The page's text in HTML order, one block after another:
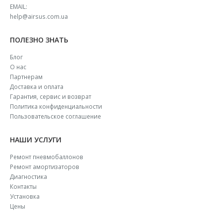
EMAIL:
help@airsus.com.ua
ПОЛЕЗНО ЗНАТЬ
Блог
О нас
Партнерам
Доставка и оплата
Гарантия, сервис и возврат
Политика конфиденциальности
Пользовательское соглашение
НАШИ УСЛУГИ
Ремонт пневмобаллонов
Ремонт амортизаторов
Диагностика
Контакты
Установка
Цены